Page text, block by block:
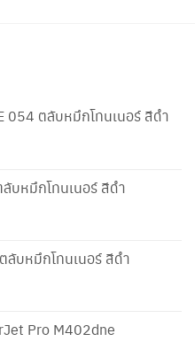
054 ตลับหมึกโทนเนอร์ สีดำ
บหมึกโทนเนอร์ สีดำ
ลับหมึกโทนเนอร์ สีดำ
Pro M402dne